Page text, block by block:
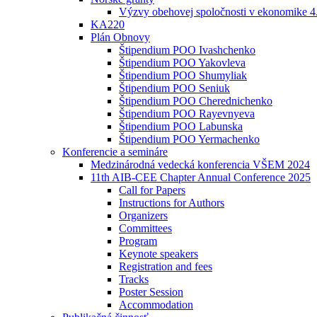
Výzvy obehovej spoločnosti v ekonomike
KA220
Plán Obnovy
Štipendium POO Ivashchenko
Štipendium POO Yakovleva
Štipendium POO Shumyliak
Štipendium POO Seniuk
Štipendium POO Cherednichenko
Štipendium POO Rayevnyeva
Štipendium POO Labunska
Štipendium POO Yermachenko
Konferencie a semináre
Medzinárodná vedecká konferencia VŠEM 2024
11th AIB-CEE Chapter Annual Conference 2025
Call for Papers
Instructions for Authors
Organizers
Committees
Program
Keynote speakers
Registration and fees
Tracks
Poster Session
Accommodation